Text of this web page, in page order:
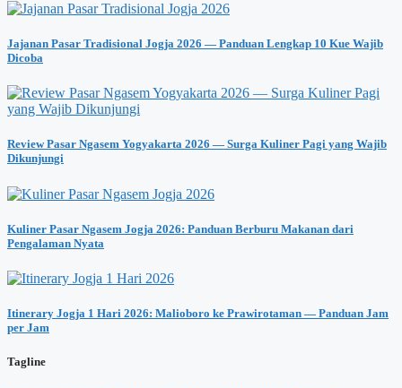
Jajanan Pasar Tradisional Jogja 2026 — Panduan Lengkap 10 Kue Wajib
Dicoba
Review Pasar Ngasem Yogyakarta 2026 — Surga Kuliner Pagi yang Wajib
Dikunjungi
Kuliner Pasar Ngasem Jogja 2026: Panduan Berburu Makanan dari
Pengalaman Nyata
Itinerary Jogja 1 Hari 2026: Malioboro ke Prawirotaman — Panduan Jam
per Jam
Tagline